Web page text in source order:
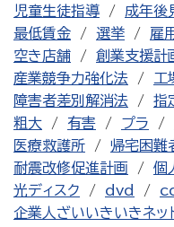
児童生徒指導
成年後
最低賃金
選挙 雇
空き店舗
創業支援計
産業競争力強化法
工
障害者差別解消法
指
粗大
有害 プラ
医療救護所
帰宅困難
耐震改修促進計画
個
光ディスク
dvd
企業人ざいいきいきネッ